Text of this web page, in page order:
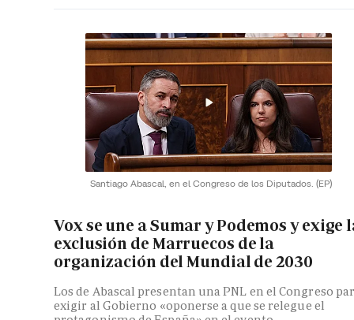
Santiago Abascal, en el Congreso de los Diputados. (EP)
Vox se une a Sumar y Podemos y exige
exclusión de Marruecos de la
organización del Mundial de 2030
Los de Abascal presentan una PNL en el Congreso
exigir al Gobierno «oponerse a que se relegue el